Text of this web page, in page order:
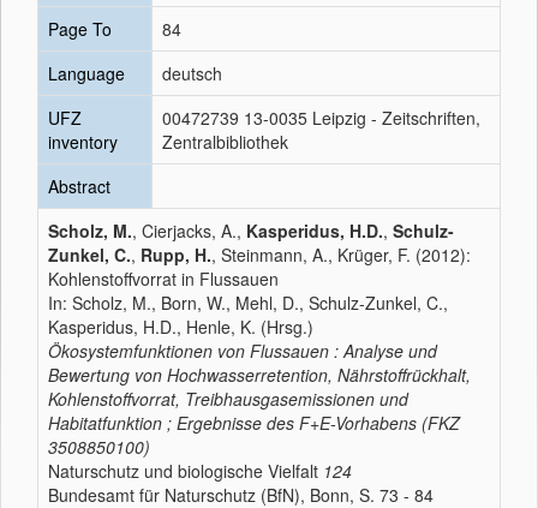
Page To
84
Language
deutsch
UFZ
inventory
00472739 13-0035 Leipzig - Zeitschriften,
Zentralbibliothek
Abstract
Scholz, M., Cierjacks, A., Kasperidus, H.D., Schulz-
Zunkel, C., Rupp, H., Steinmann, A., Krüger, F. (2012):
Kohlenstoffvorrat in Flussauen
In: Scholz, M., Born, W., Mehl, D., Schulz-Zunkel, C.,
Kasperidus, H.D., Henle, K. (Hrsg.)
Ökosystemfunktionen von Flussauen : Analyse und
Bewertung von Hochwasserretention, Nährstoffrückhalt,
Kohlenstoffvorrat, Treibhausgasemissionen und
Habitatfunktion ; Ergebnisse des F+E-Vorhabens (FKZ
3508850100)
Naturschutz und biologische Vielfalt 124
Bundesamt für Naturschutz (BfN), Bonn, S. 73 - 84